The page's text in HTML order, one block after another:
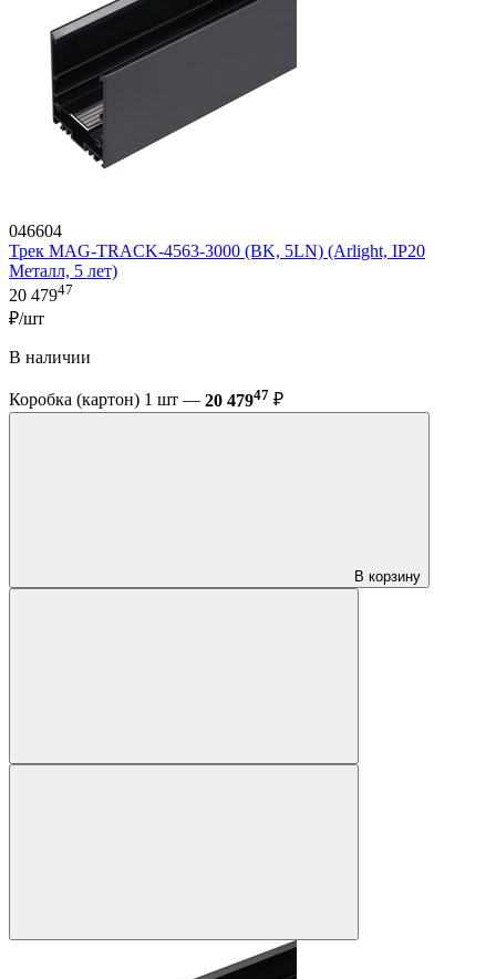
046604
Трек MAG-TRACK-4563-3000 (BK, 5LN) (Arlight, IP20
Металл, 5 лет)
20 47947
₽/шт
В наличии
Коробка (картон) 1 шт — 20 47947 ₽
В корзину